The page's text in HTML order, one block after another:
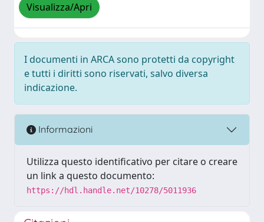
Visualizza/Apri
I documenti in ARCA sono protetti da copyright
e tutti i diritti sono riservati, salvo diversa
indicazione.
Informazioni
Utilizza questo identificativo per citare o creare
un link a questo documento:
https://hdl.handle.net/10278/5011936